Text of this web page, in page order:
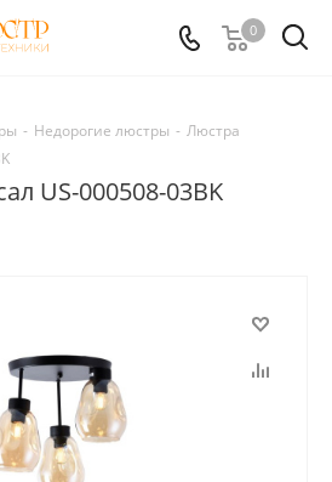
0
- Недорогие люстры - Люстра
US-000508-03BK